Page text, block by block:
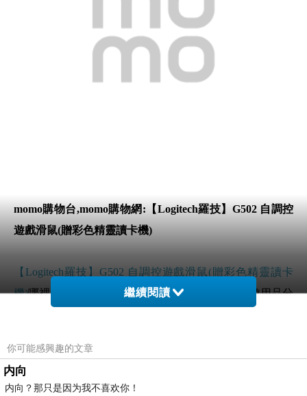
momo購物台,momo購物網:【Logitech羅技】G502 自調控
遊戲滑鼠(贈彩色精靈讀卡機)
【Logitech羅技】G502 自調控遊戲滑鼠(贈彩色精靈讀卡
機)哪裡買最便宜.心得文.試用文.分享文行李箱/旅遊用品分
前幾天在逛街的時候看到【Logitech羅技】G502 自調控遊
戲滑鼠(贈彩色精靈讀卡機)
繼續閱讀
你可能感興趣的文章
内向
内向？那只是因为我不喜欢你！